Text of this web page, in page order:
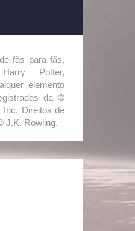
fãs para fãs,
Potter,
elemento
da ©
Inc. Direitos de
J.K. Rowling.